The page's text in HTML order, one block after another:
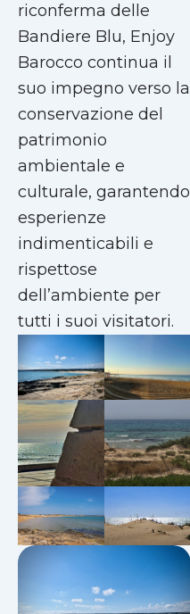
riconferma delle
Bandiere Blu, Enjoy
Barocco continua il
suo impegno verso la
conservazione del
patrimonio
ambientale e
culturale, garantendo
esperienze
indimenticabili e
rispettose
dell’ambiente per
tutti i suoi visitatori.